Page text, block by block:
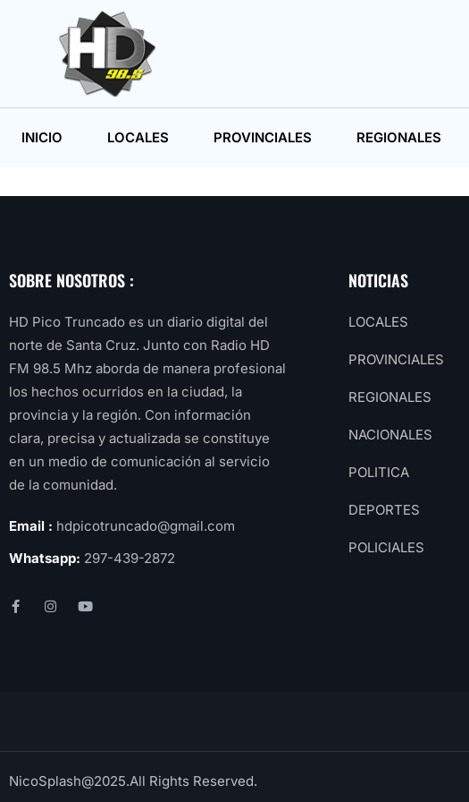
INICIO LOCALES PROVINCIALES REGIONALES
SOBRE NOSOTROS :
HD Pico Truncado es un diario digital del
norte de Santa Cruz. Junto con Radio HD
FM 98.5 Mhz aborda de manera profesional
los hechos ocurridos en la ciudad, la
provincia y la región. Con información
clara, precisa y actualizada se constituye
en un medio de comunicación al servicio
de la comunidad.
Email : hdpicotruncado@gmail.com
Whatsapp: 297-439-2872
NOTICIAS
LOCALES
PROVINCIALES
REGIONALES
NACIONALES
POLITICA
DEPORTES
POLICIALES
NicoSplash@2025.All Rights Reserved.